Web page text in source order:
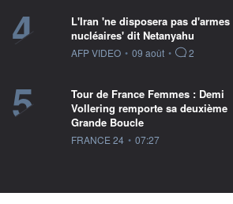
4
L'Iran 'ne disposera pas d'armes
nucléaires' dit Netanyahu
information fournie par
AFP VIDEO • 09 août • 2
5
Tour de France Femmes : Demi
Vollering remporte sa deuxième
Grande Boucle
information fournie par
FRANCE 24 • 07:27